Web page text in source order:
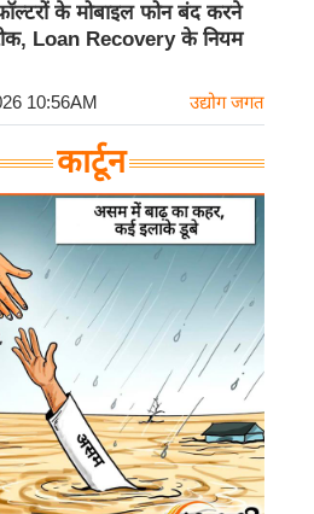
के मोबाइल फोन बंद करने
Loan Recovery के नियम
10:56AM उद्योग जगत
कार्टून